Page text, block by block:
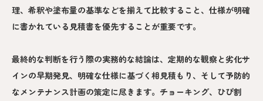
理、希釈や塗布量の基準などを揃えて比較すること、仕様が明確
に書かれている見積書を優先することが重要です。
最終的な判断を行う際の実務的な結論は、定期的な観察と劣化サ
インの早期発見、明確な仕様に基づく相見積もり、そして予防的
なメンテナンス計画の策定に尽きます。チョーキング、ひび割